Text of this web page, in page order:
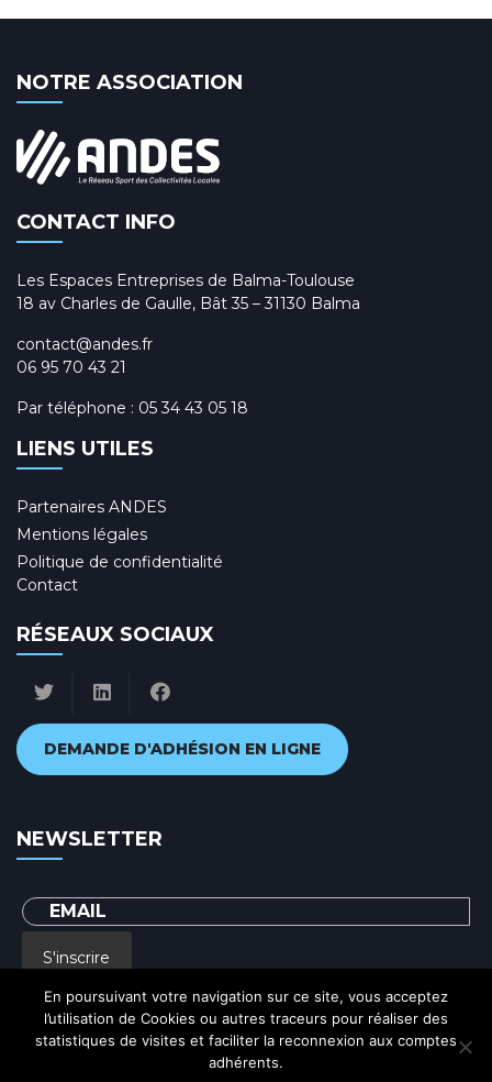
NOTRE ASSOCIATION
CONTACT INFO
Les Espaces Entreprises de Balma-Toulouse
18 av Charles de Gaulle, Bât 35 – 31130 Balma
contact@andes.fr
06 95 70 43 21
Par téléphone : 05 34 43 05 18
LIENS UTILES
Partenaires ANDES
Mentions légales
Politique de confidentialité
Contact
RÉSEAUX SOCIAUX
DEMANDE D'ADHÉSION EN LIGNE
NEWSLETTER
S'inscrire
En renseignant votre adresse email, vous acceptez de recevoir par courrier
electronique notre lettre d'information et vous prenez connaissance de notre
En poursuivant votre navigation sur ce site, vous acceptez
l’utilisation de Cookies ou autres traceurs pour réaliser des
statistiques de visites et faciliter la reconnexion aux comptes
adhérents.